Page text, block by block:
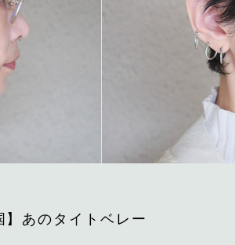
】あのタイトベレー